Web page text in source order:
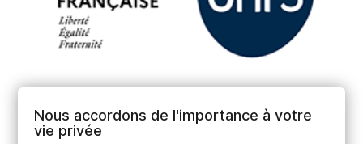
Nous accordons de l'importance à votre
vie privée